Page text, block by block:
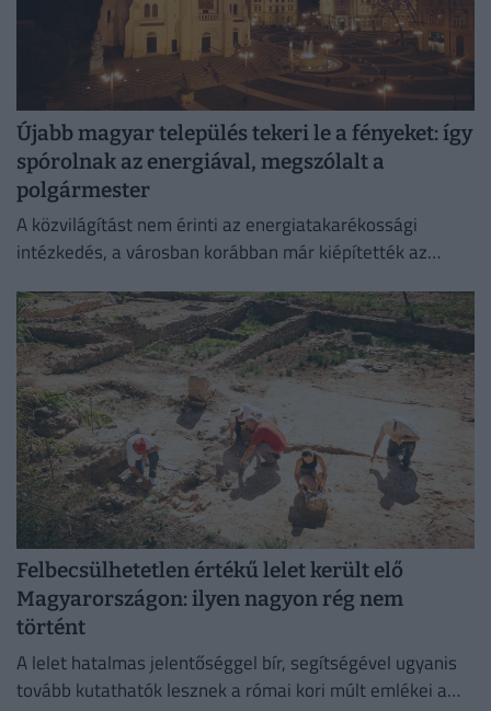
Újabb magyar település tekeri le a fényeket: így
spórolnak az energiával, megszólalt a
polgármester
A közvilágítást nem érinti az energiatakarékossági
intézkedés, a városban korábban már kiépítették az
Felbecsülhetetlen értékű lelet került elő
Magyarországon: ilyen nagyon rég nem
történt
A lelet hatalmas jelentőséggel bír, segítségével ugyanis
tovább kutathatók lesznek a római kori múlt emlékei a